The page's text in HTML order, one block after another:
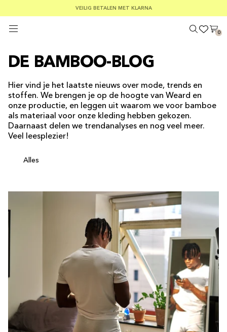
ZOMERUITVERKOOP: 30-50% KORTING OP ALLES
GRATIS VERZENDING BIJ BESTELLINGEN VAN MEER DAN € 100
VEILIG BETALEN MET KLARNA
0
DE BAMBOO-BLOG
Hier vind je het laatste nieuws over mode, trends en
stoffen. We brengen je op de hoogte van Weard en
onze productie, en leggen uit waarom we voor bamboe
als materiaal voor onze kleding hebben gekozen.
Daarnaast delen we trendanalyses en nog veel meer.
Veel leesplezier!
Alles